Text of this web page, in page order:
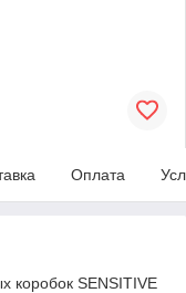
Оплата
коробок SENSITIVE